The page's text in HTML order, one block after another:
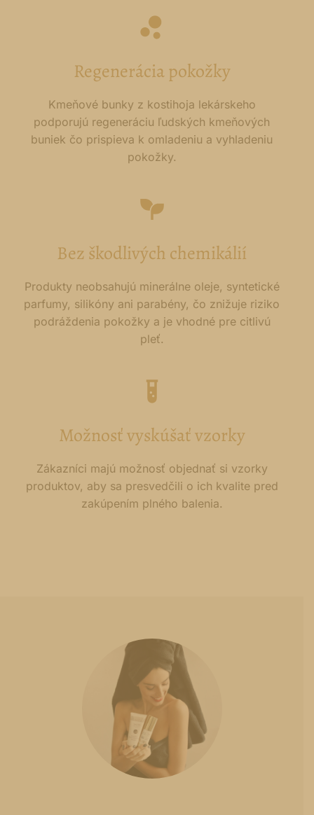
Regenerácia pokožky
Kmeňové bunky z kostihoja lekárskeho
podporujú regeneráciu ľudských kmeňových
buniek čo prispieva k omladeniu a vyhladeniu
pokožky.
Bez škodlivých chemikálií
Produkty neobsahujú minerálne oleje, syntetické
parfumy, silikóny ani parabény, čo znižuje riziko
podráždenia pokožky a je vhodné pre citlivú
pleť.
Možnosť vyskúšať vzorky
Zákazníci majú možnosť objednať si vzorky
produktov, aby sa presvedčili o ich kvalite pred
zakúpením plného balenia.